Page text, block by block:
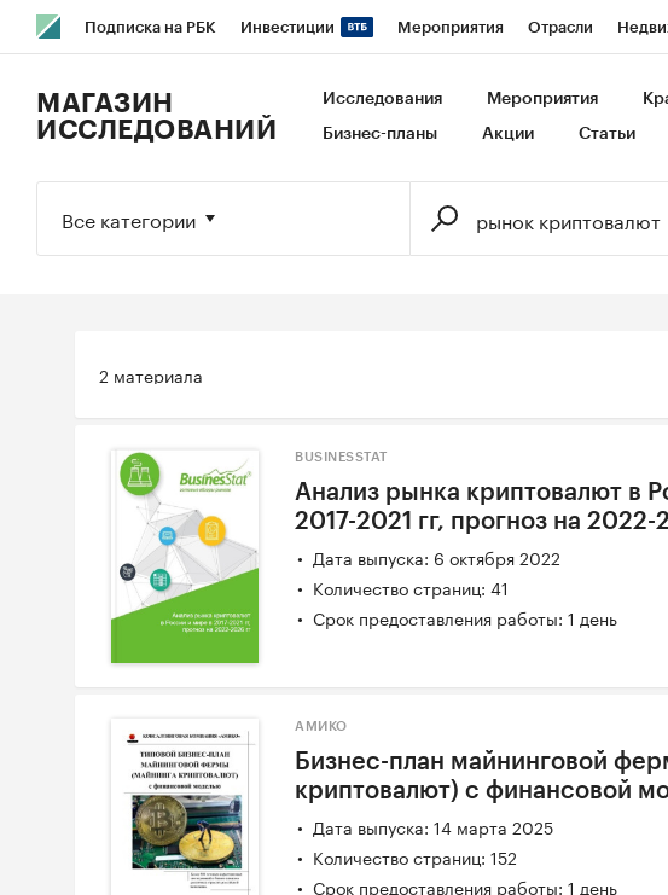
Подписка на РБК Инвестиции Мероприятия Отрасли
Исследования Кредитные рейтинги Франшизы Газета
МАГАЗИН
ИССЛЕДОВАНИЙ
Исследования Мероприятия
Бизнес-планы Акции Статьи
Все категории
2 материала
BUSINESSTAT
Анализ рынка криптовалют в
2017-2021 гг, прогноз на 2022-
Дата выпуска: 6 октября 2022
Количество страниц: 41
Срок предоставления работы: 1 день
АМИКО
Бизнес-план майнинговой
криптовалют) с финансовой
Дата выпуска: 14 марта 2025
Количество страниц: 152
Срок предоставления работы: 1 день